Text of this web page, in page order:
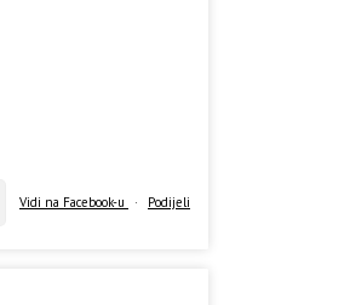
Vidi na Facebook-u · Podijeli